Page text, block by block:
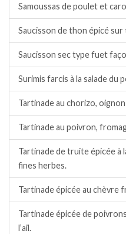
Samoussas de poulet et
Saucisson de thon épicé
Saucisson sec type fuet
Surimis farcis à la salade du
Tartinade au chorizo,
Tartinade au poivron,
Tartinade de truite épicée
fines herbes.
Tartinade épicée au chèvre
Tartinade épicée de
l’ail.